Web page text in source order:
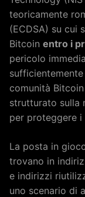
teoricamente
(ECDSA) su cui
Bitcoin entro i
pericolo
comunità
strutturato sulla
per proteggere
La posta in
trovano in
e indirizzi
uno scenario di